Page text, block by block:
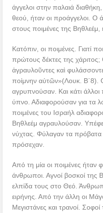
άγγελοι στην παλαιά
θεού, ήταν οι προάγγελοι. Ο
στους ποιμένες της Βηθλεέμ,
Κατόπιν, οι ποιμένες. Γιατί
πρώτους δέκτες της χάριτος;
ἀγραυλοῦντες καὶ
ποίμνην αὐτῶν»(Λουκ. Β΄8).
αγρυπνούσαν. Και κάτι
ύπνο. Αδιαφορούσαν για τα
ποιμένες του Ισραήλ
Βηθλεέμ αγραυλούσαν.
νύχτας. Φύλαγαν τα πρόβατα
πρόσεχαν.
Από τη μία οι ποιμένες ήταν
άνθρωποι. Αγνοί βοσκοί της
ελπίδα τους στο Θεό.
ειρήνης. Από την άλλη οι
Μεγιστάνες και τρανοί.